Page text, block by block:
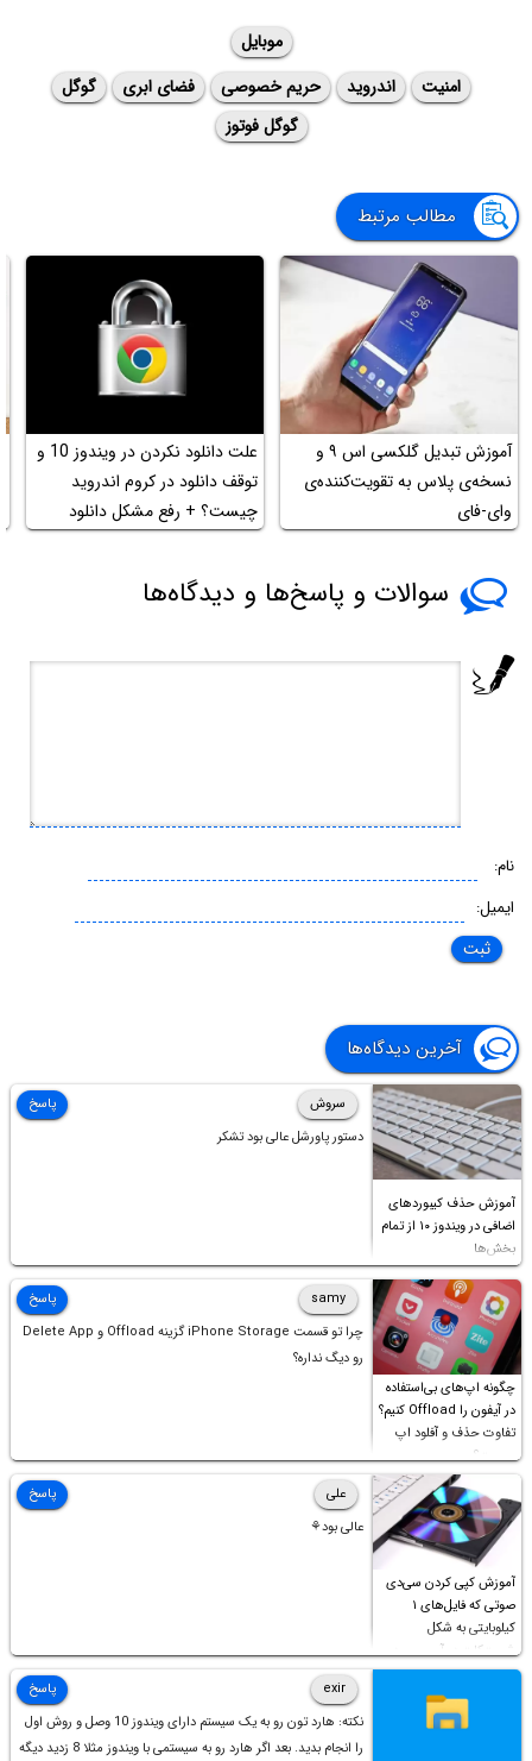
موبایل
امنیت
اندروید حریم خصوصی فضای ابری
گوگل
گوگل فوتوز
مطالب مرتبط
آموزش تبدیل گلکسی اس ۹ و
نسخه‌ی پلاس به تقویت‌کننده‌ی
وای-فای
علت دانلود نکردن در ویندوز 10 و
توقف دانلود در کروم اندروید
چیست؟ + رفع مشکل دانلود
سوالات و پاسخ‌ها و دیدگاه‌ها
نام:
ایمیل:
آخرین دیدگاه‌ها
آموزش حذف کیبوردهای
اضافی در ویندوز ۱۰ از تمام
بخش‌ها
سروش
دستور پاورشل عالی بود تشکر
پاسخ
چگونه اپ‌های بی‌استفاده
در آیفون را Offload کنیم؟
تفاوت حذف و آفلود اپ
چیست؟
samy
چرا تو قسمت iPhone Storage گزینه Offload و Delete App
رو دیگ نداره؟
پاسخ
آموزش کپی کردن سی‌دی
صوتی که فایل‌های ۱
کیلوبایتی به شکل
شورت‌کات در آن موجود
است!
علی
عالی بود⚘
پاسخ
exir
نکته: هارد تون رو به یک سیستم دارای ویندوز 10 وصل و روش اول
را انجام بدید. بعد اگر هارد رو به سیستمی با ویندوز مثلا 8 زدید دیگه
پاسخ